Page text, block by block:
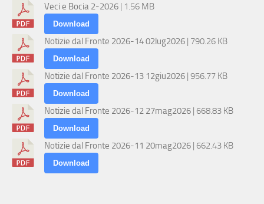
Veci e Bocia 2-2026 | 1.56 MB
Download
Notizie dal Fronte 2026-14 02lug2026 | 790.26 KB
Download
Notizie dal Fronte 2026-13 12giu2026 | 956.77 KB
Download
Notizie dal Fronte 2026-12 27mag2026 | 668.83 KB
Download
Notizie dal Fronte 2026-11 20mag2026 | 662.43 KB
Download